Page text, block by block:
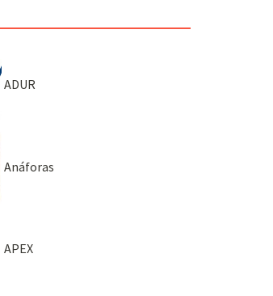
ADUR
Anáforas
APEX